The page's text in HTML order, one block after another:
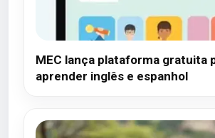
MEC lança plataforma gratuita
aprender inglês e espanhol